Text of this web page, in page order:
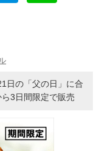
日の「父の日」に合
3日間限定で販売